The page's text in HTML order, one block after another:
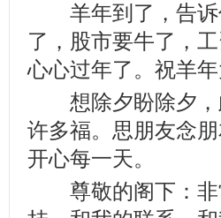
羊年到了，告诉
了，股市要牛了，
心心过年了。祝羊
想除夕盼除夕，
许多福。思朋友念
开心每一天。
尊敬的阁下：非